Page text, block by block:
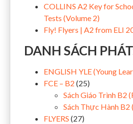
COLLINS A2 Key for
Tests (Volume 2)
Fly! Flyers | A2 from ELI
DANH SÁCH
ENGLISH YLE (Young
FCE – B2 (25)
Sách Giáo Trình B2
Sách Thực Hành B2
FLYERS (27)